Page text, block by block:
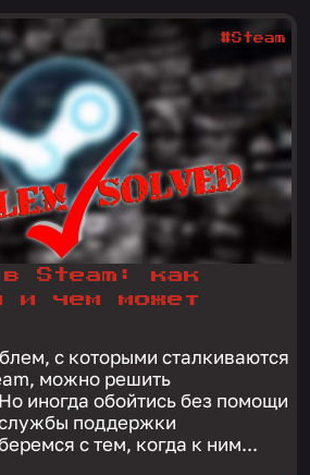
в Steam: как
и чем может
с которыми сталкиваются
можно решить
иногда обойтись без помощи
поддержки
с тем, когда к ним...
#Steam